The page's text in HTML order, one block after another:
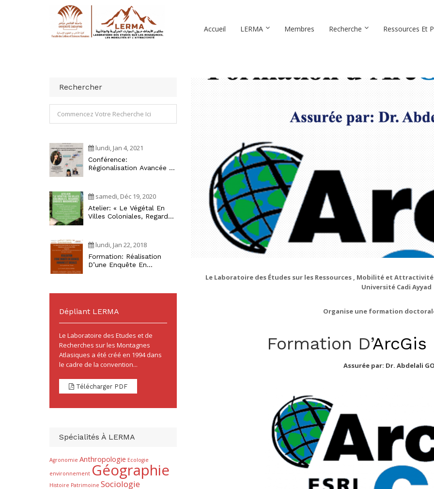
Accueil LERMA Membres Recherche Ressources Et
Le Laboratoire des Études sur les Ressources , Mobilité et Attractivité
Université Cadi Ayyad
Organise une formation
Formation D’ArcGis
Assurée par: Dr. Abdelali
Rechercher
lundi, Jan 4, 2021
Conférence:
Régionalisation Avancée Et
Écosystémique
samedi, Déc 19, 2020
Atelier: « Le Végétal En
Villes Coloniales, Regards
lundi, Jan 22, 2018
Formation: Réalisation
D’une Enquête En
Dépliant LERMA
Le Laboratoire des Etudes et de
Recherches sur les Montagnes
Atlasiques a été créé en 1994 dans
le cadre de la convention...
Télécharger PDF
Spécialités À LERMA
Agronomie Anthropologie Ecologie
environnement Géographie
Histoire Patrimoine Sociologie